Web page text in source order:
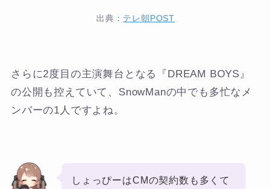
出典： テレ朝POST
さらに2度目の主演舞台となる『DREAM BOYS』
の公開も控えていて、SnowManの中でも多忙なメ
ンバーの1人ですよね。
しょっぴーはCMの契約数も多くて